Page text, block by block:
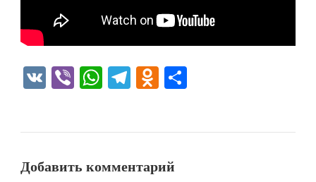
VK ViberWhatsApp
Telegram
Odnoklassniki
Добавить комментарий